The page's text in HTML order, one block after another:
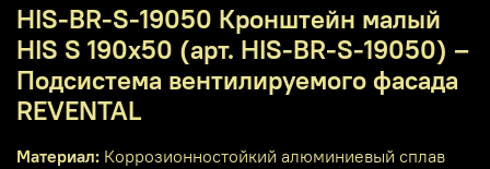
HIS-BR-S-19050 Кронштейн малый
HIS S 190x50 (арт. HIS-BR-S-19050) –
Подсистема вентилируемого фасада
REVENTAL
Материал: Коррозионностойкий алюминиевый сплав